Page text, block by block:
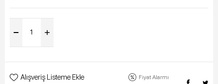
Alışveriş Listeme Ekle Fiyat Alarmı